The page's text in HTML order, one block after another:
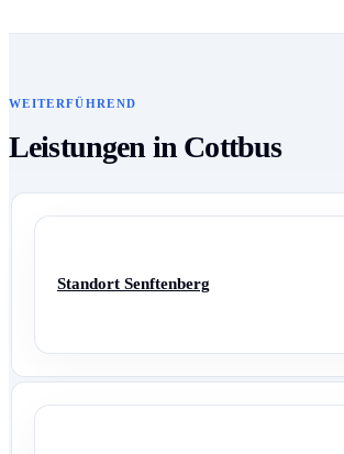
WEITERFÜHREND
Leistungen in Cottbus
Standort Senftenberg